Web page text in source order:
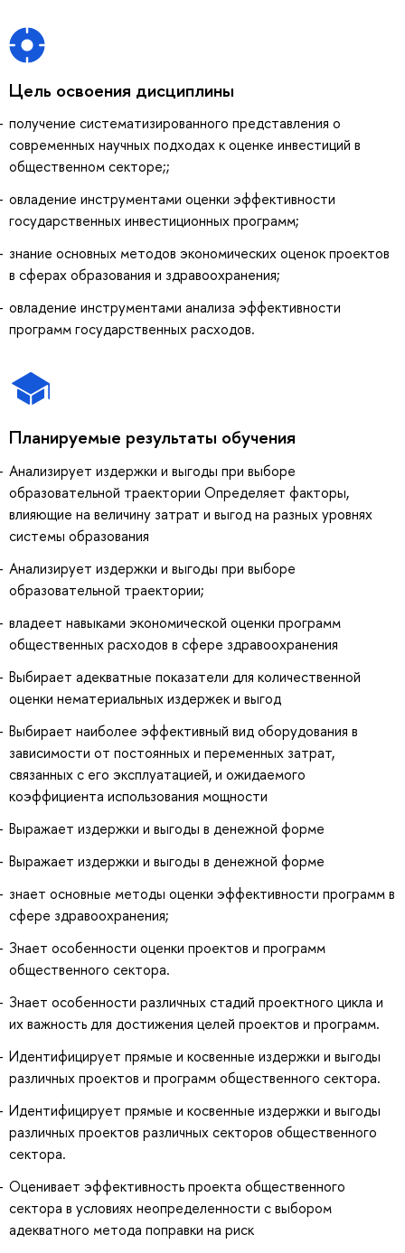
Цель освоения дисциплины
получение систематизированного представления о
современных научных подходах к оценке инвестиций в
общественном секторе;;
овладение инструментами оценки эффективности
государственных инвестиционных программ;
знание основных методов экономических оценок проектов
в сферах образования и здравоохранения;
овладение инструментами анализа эффективности
программ государственных расходов.
Планируемые результаты обучения
Анализирует издержки и выгоды при выборе
образовательной траектории Определяет факторы,
влияющие на величину затрат и выгод на разных уровнях
системы образования
Анализирует издержки и выгоды при выборе
образовательной траектории;
владеет навыками экономической оценки программ
общественных расходов в сфере здравоохранения
Выбирает адекватные показатели для количественной
оценки нематериальных издержек и выгод
Выбирает наиболее эффективный вид оборудования в
зависимости от постоянных и переменных затрат,
связанных с его эксплуатацией, и ожидаемого
коэффициента использования мощности
Выражает издержки и выгоды в денежной форме
Выражает издержки и выгоды в денежной форме
знает основные методы оценки эффективности программ в
сфере здравоохранения;
Знает особенности оценки проектов и программ
общественного сектора.
Знает особенности различных стадий проектного цикла и
их важность для достижения целей проектов и программ.
Идентифицирует прямые и косвенные издержки и выгоды
различных проектов и программ общественного сектора.
Идентифицирует прямые и косвенные издержки и выгоды
различных проектов различных секторов общественного
сектора.
Оценивает эффективность проекта общественного
сектора в условиях неопределенности с выбором
адекватного метода поправки на риск